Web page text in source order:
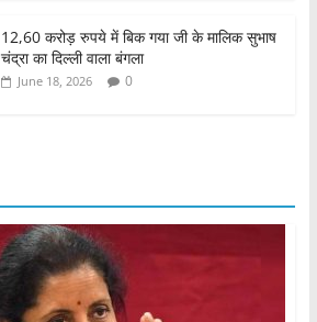
12,60 करोड़ रुपये में बिक गया जी के मालिक सुभाष
चंद्रा का दिल्ली वाला बंगला
June 18, 2026 0